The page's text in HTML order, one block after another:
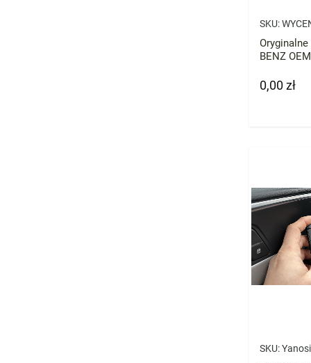
SKU:
Oryginalne
BENZ
Cena
0,00 zł
SKU: